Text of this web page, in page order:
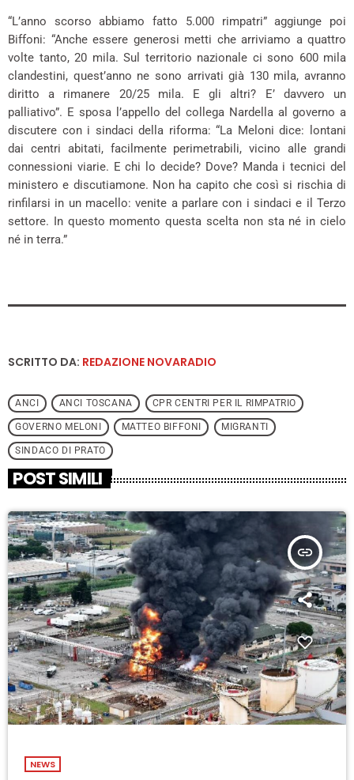
“L’anno scorso abbiamo fatto 5.000 rimpatri” aggiunge poi
Biffoni: “Anche essere generosi metti che arriviamo a quattro
volte tanto, 20 mila. Sul territorio nazionale ci sono 600 mila
clandestini, quest’anno ne sono arrivati già 130 mila, avranno
diritto a rimanere 20/25 mila. E gli altri? E’ davvero un
palliativo”. E sposa l’appello del collega Nardella al governo a
discutere con i sindaci della riforma: “La Meloni dice: lontani
dai centri abitati, facilmente perimetrabili, vicino alle grandi
connessioni viarie. E chi lo decide? Dove? Manda i tecnici del
ministero e discutiamone. Non ha capito che così si rischia di
rinfilarsi in un macello: venite a parlare con i sindaci e il Terzo
settore. In questo momento questa scelta non sta né in cielo
né in terra.”
SCRITTO DA: REDAZIONE NOVARADIO
ANCI ANCI TOSCANA CPR CENTRI PER IL RIMPATRIO
GOVERNO MELONI MATTEO BIFFONI MIGRANTI
SINDACO DI PRATO
POST SIMILI
insert_link
NEWS